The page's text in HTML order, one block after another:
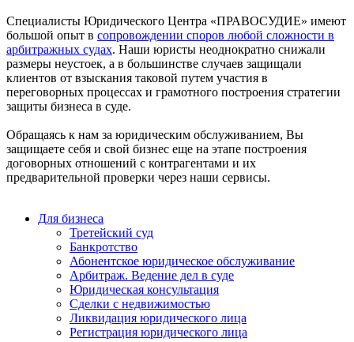
Специалисты Юридического Центра «ПРАВОСУДИЕ» имеют
большой опыт в сопровождении споров любой сложности в
арбитражных судах. Наши юристы неоднократно снижали
размеры неустоек, а в большинстве случаев защищали
клиентов от взыскания таковой путем участия в
переговорных процессах и грамотного построения стратегии
защиты бизнеса в суде.
Обращаясь к нам за юридическим обслуживанием, Вы
защищаете себя и свой бизнес еще на этапе построения
договорных отношений с контрагентами и их
предварительной проверки через наши сервисы.
Для бизнеса
Третейский суд
Банкротство
Абонентское юридическое обслуживание
Арбитраж. Ведение дел в суде
Юридическая консультация
Сделки с недвижимостью
Ликвидация юридического лица
Регистрация юридического лица